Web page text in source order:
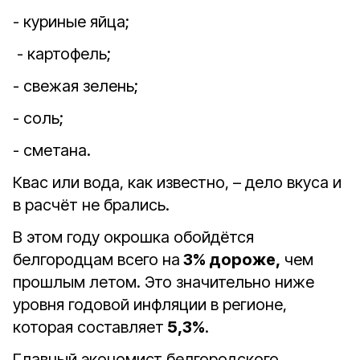
- куриные яйца;
- картофель;
- свежая зелень;
- соль;
- сметана.
Квас или вода, как известно, – дело вкуса и
в расчёт не брались.
В этом году окрошка обойдётся
белгородцам всего на 3% дороже, чем
прошлым летом. Это значительно ниже
уровня годовой инфляции в регионе,
которая составляет 5,3%.